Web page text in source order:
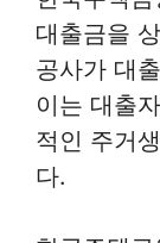
대출금을
공사가 대
이는 대출
적인 주거
다.